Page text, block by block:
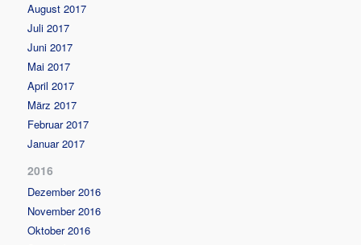
August 2017
Juli 2017
Juni 2017
Mai 2017
April 2017
März 2017
Februar 2017
Januar 2017
2016
Dezember 2016
November 2016
Oktober 2016